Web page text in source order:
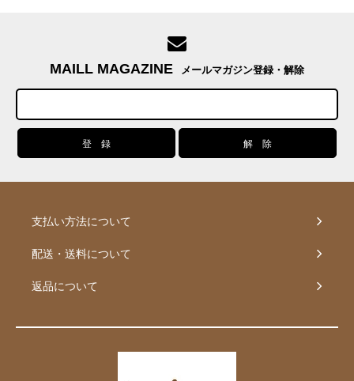
MAILL MAGAZINE メールマガジン登録・解除
支払い方法について
配送・送料について
返品について